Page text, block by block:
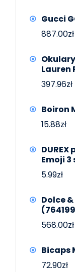
Gucci
887.00zł
Lauren
397.96zł
Boiron
15.88zł
Emoji 3
5.99zł
Dolce
568.00zł
Bicaps
72.90zł